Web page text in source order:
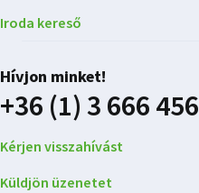
Iroda kereső
Hívjon minket!
+36 (1) 3 666 456
Kérjen visszahívást
Küldjön üzenetet